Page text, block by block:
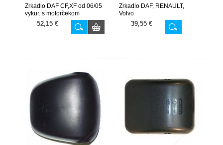
Zrkadlo DAF CF,XF od 06/05
vykur. s motorčekom
52,15 €
Zrkadlo DAF, RENAULT,
Volvo
39,55 €